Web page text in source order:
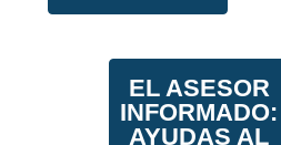
EL ASESOR
INFORMADO:
AYUDAS AL